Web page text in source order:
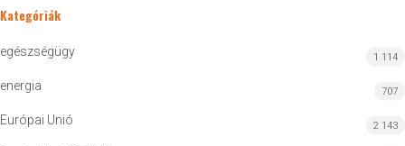
Kategóriák
egészségügy 1 114
energia 707
Európai Unió 2 143